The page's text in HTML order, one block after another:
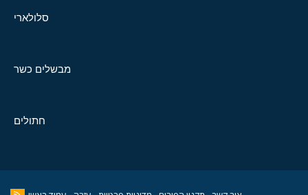
סלולארי
מבשלים כשר
חתולים